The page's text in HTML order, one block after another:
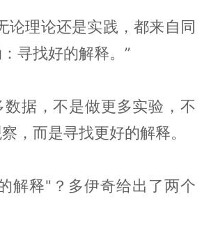
论理论还是实践，都来自同
寻找好的解释。”
据，不是做更多实验，不
，而是寻找更好的解释。
解释"？多伊奇给出了两个